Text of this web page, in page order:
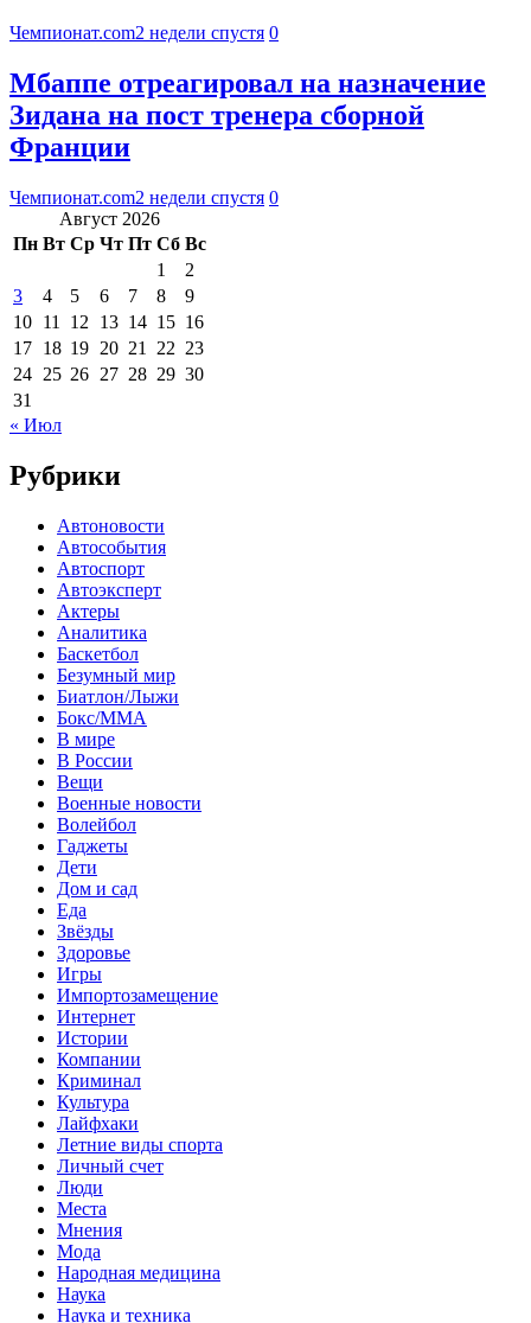
Чемпионат.com2 недели спустя 0
Мбаппе отреагировал на назначение
Зидана на пост тренера сборной
Франции
Чемпионат.com2 недели спустя 0
Август 2026
Пн Вт Ср Чт Пт Сб Вс
1
2
3
4 5 6 7 8
9
10 11 12 13 14 15 16
17 18 19 20 21 22 23
24 25 26 27 28 29 30
31
« Июл
Рубрики
Автоновости
Автособытия
Автоспорт
Автоэксперт
Актеры
Аналитика
Баскетбол
Безумный мир
Биатлон/Лыжи
Бокс/MMA
В мире
В России
Вещи
Военные новости
Волейбол
Гаджеты
Дети
Дом и сад
Еда
Звёзды
Здоровье
Игры
Импортозамещение
Интернет
Истории
Компании
Криминал
Культура
Лайфхаки
Летние виды спорта
Личный счет
Люди
Места
Мнения
Мода
Народная медицина
Наука
Наука и техника